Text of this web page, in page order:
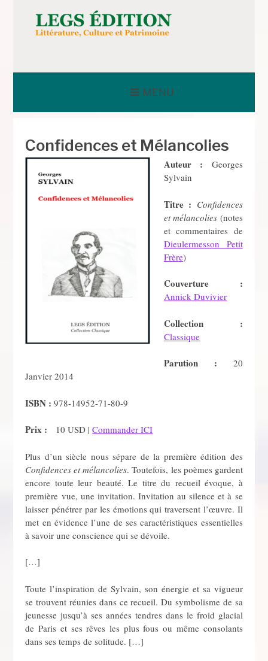
contenuLEGS ÉDITION
MENU
Confidences et Mélancolies
Auteur : Georges
Sylvain
Titre : Confidences
et mélancolies (notes
et commentaires de
Dieulermesson Petit
Frère)
Couverture :
Annick Duvivier
Collection :
Classique
Parution : 20
Janvier 2014
ISBN :978-14952-71-80-9
Prix : 10 USD |Commander ICI
Plus d’un siècle nous sépare de la première édition des
Confidences et mélancolies. Toutefois, les poèmes gardent
encore toute leur beauté. Le titre du recueil évoque, à
première vue, une invitation. Invitation au silence et à se
laisser pénétrer par les émotions qui traversent l’œuvre. Il
met en évidence l’une de ses caractéristiques essentielles
à savoir une conscience qui se dévoile.
[…]
Toute l’inspiration de Sylvain, son énergie et sa vigueur
se trouvent réunies dans ce recueil. Du symbolisme de sa
jeunesse jusqu’à ses années tendres dans le froid glacial
de Paris et ses rêves les plus fous ou même consolants
dans ses temps de solitude. […]